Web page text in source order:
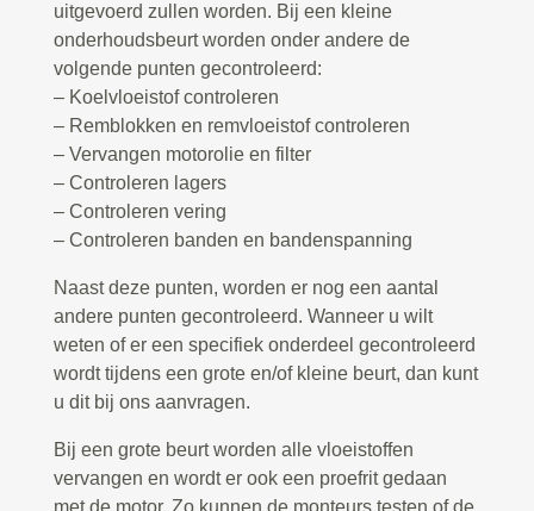
uitgevoerd zullen worden. Bij een kleine
onderhoudsbeurt worden onder andere de
volgende punten gecontroleerd:
– Koelvloeistof controleren
– Remblokken en remvloeistof controleren
– Vervangen motorolie en filter
– Controleren lagers
– Controleren vering
– Controleren banden en bandenspanning
Naast deze punten, worden er nog een aantal
andere punten gecontroleerd. Wanneer u wilt
weten of er een specifiek onderdeel gecontroleerd
wordt tijdens een grote en/of kleine beurt, dan kunt
u dit bij ons aanvragen.
Bij een grote beurt worden alle vloeistoffen
vervangen en wordt er ook een proefrit gedaan
met de motor. Zo kunnen de monteurs testen of de